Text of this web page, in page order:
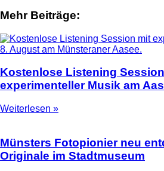
Mehr Beiträge:
Kostenlose Listening
experimenteller Musik am
Weiterlesen »
Münsters Fotopionier neu
Originale im Stadtmuseum